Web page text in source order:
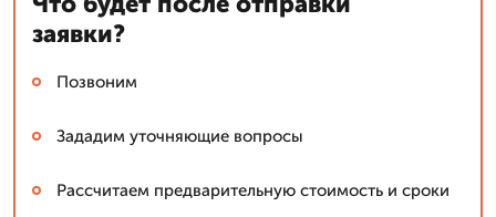
заявки?
Позвоним
Зададим уточняющие вопросы
Рассчитаем предварительную стоимость и сроки